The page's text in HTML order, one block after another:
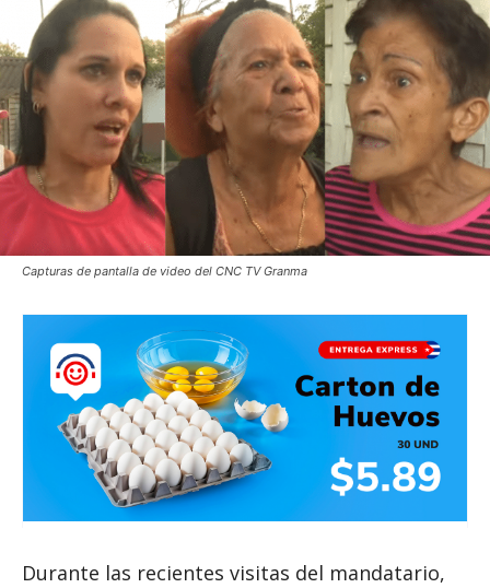
Capturas de pantalla de video del CNC TV Granma
Durante las recientes visitas del mandatario,